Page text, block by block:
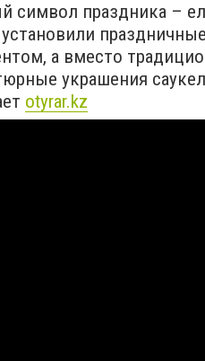
символ праздника –
установили
а вместо
украшения
otyrar.kz